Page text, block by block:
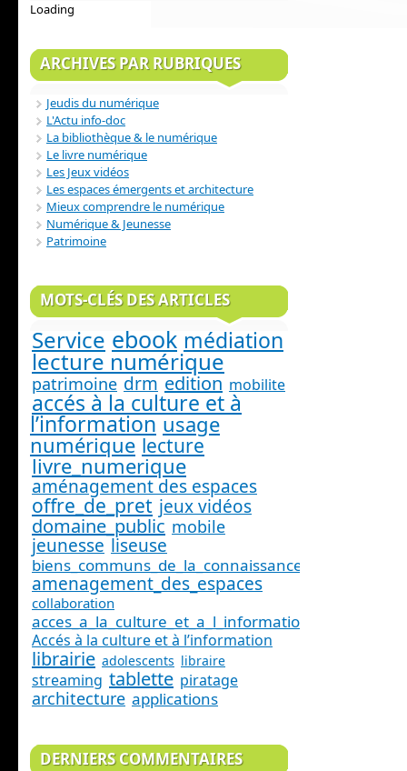
Loading
ARCHIVES PAR RUBRIQUES
Jeudis du numérique
L'Actu info-doc
La bibliothèque & le numérique
Le livre numérique
Les Jeux vidéos
Les espaces émergents et architecture
Mieux comprendre le numérique
Numérique & Jeunesse
Patrimoine
MOTS-CLÉS DES ARTICLES
Service ebook médiation
lecture numérique
patrimoine drm edition mobilite
accés à la culture et à
l’information usage
numérique lecture
livre_numerique
aménagement des espaces
offre_de_pret jeux vidéos
domaine_public mobile
jeunesse liseuse
biens_communs_de_la_connaissance
amenagement_des_espaces
collaboration
acces_a_la_culture_et_a_l_information_
Accés à la culture et à l’information
librairie adolescents libraire
streaming tablette piratage
architecture applications
DERNIERS COMMENTAIRES